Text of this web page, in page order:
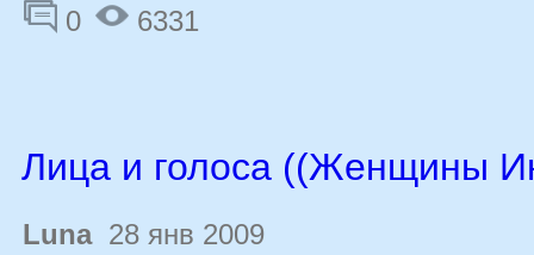
0
6331
Лица и голоса ((Женщины
Luna28 янв 2009